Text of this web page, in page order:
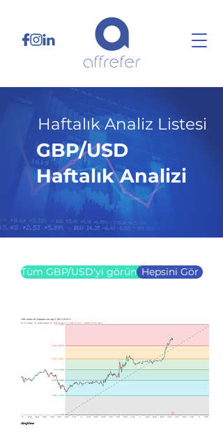
Haftalık Analiz Listesi
GBP/USD
Haftalık Analizi
11.08.25
Tüm GBP/USD'yi görüntüleHepsini Gör